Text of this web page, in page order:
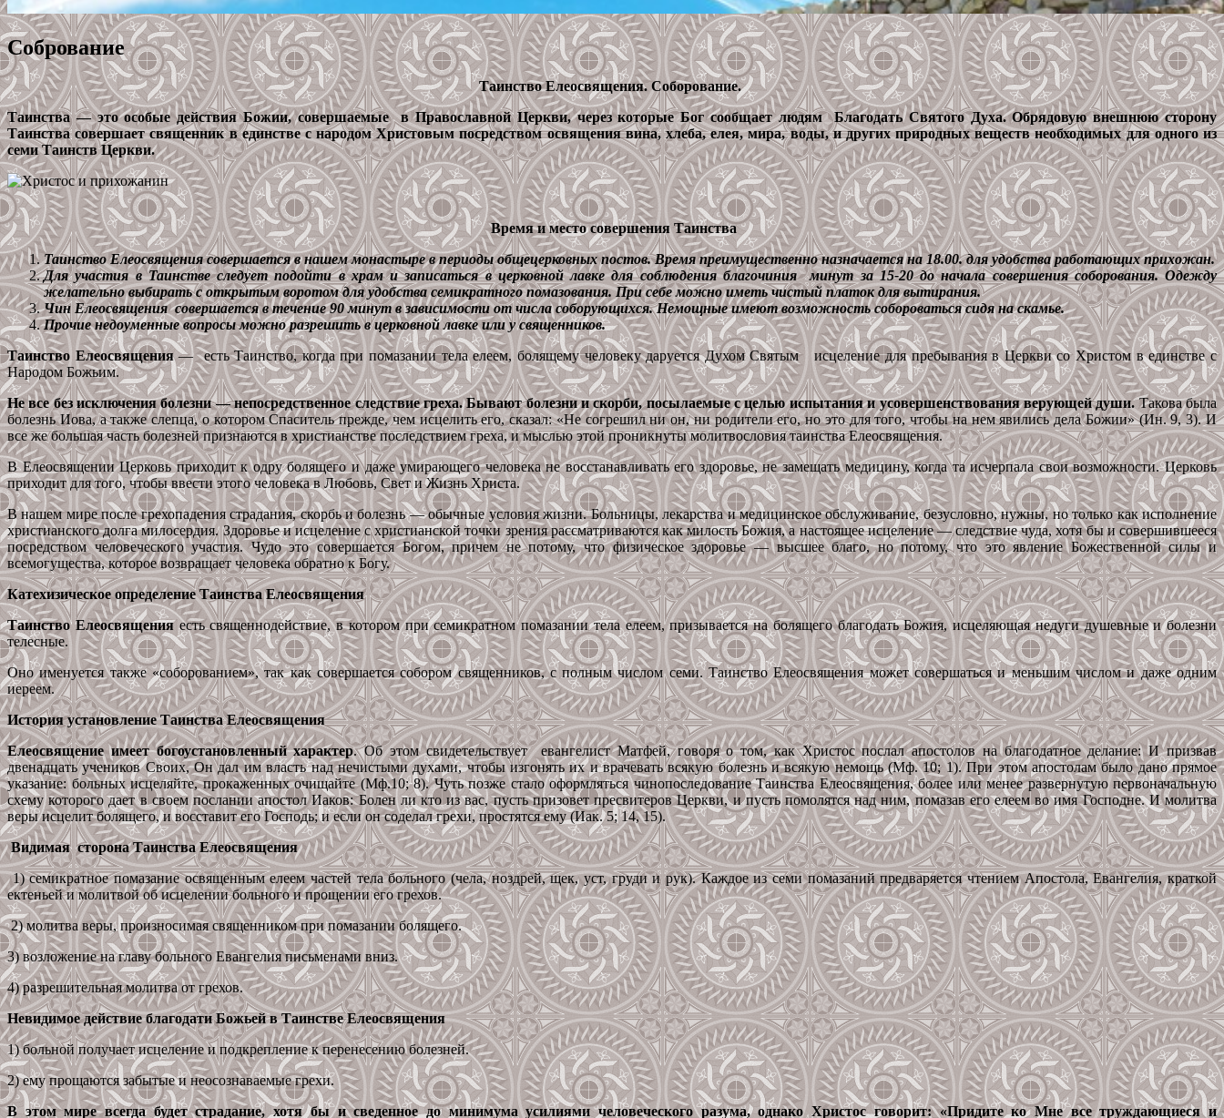
Собрование
Таинство Елеосвящения. Соборование.
Таинства — это особые действия Божии, совершаемые в Православной Церкви, через которые Бог сообщает людям Благодать Святого Духа. Обрядовую внешнюю сторону
Таинства совершает священник в единстве с народом Христовым посредством освящения вина, хлеба, елея, мира, воды, и других природных веществ необходимых для одного из
семи Таинств Церкви.
Время и место совершения Таинства
Таинство Елеосвящения совершается в нашем монастыре в периоды общецерковных постов. Время преимущественно назначается на 18.00. для удобства работающих прихожан.
Для участия в Таинстве следует подойти в храм и записаться в церковной лавке для соблюдения благочиния минут за 15-20 до начала совершения соборования. Одежду
желательно выбирать с открытым воротом для удобства семикратного помазования. При себе можно иметь чистый платок для вытирания.
Чин Елеосвящения совершается в течение 90 минут в зависимости от числа соборующихся. Немощные имеют возможность собороваться сидя на скамье.
Прочие недоуменные вопросы можно разрешить в церковной лавке или у священников.
Таинство Елеосвящения— есть Таинство, когда при помазании тела елеем, болящему человеку даруется Духом Святым исцеление для пребывания в Церкви со Христом в единстве с
Народом Божьим.
Не все без исключения болезни — непосредственное следствие греха. Бывают болезни и скорби, посылаемые с целью испытания и усовершенствования верующей души.Такова была
болезнь Иова, а также слепца, о котором Спаситель прежде, чем исцелить его, сказал: «Не согрешил ни он, ни родители его, но это для того, чтобы на нем явились дела Божии» (Ин. 9, 3). И
все же большая часть болезней признаются в христианстве последствием греха, и мыслью этой проникнуты молитвословия таинства Елеосвящения.
В Елеосвящении Церковь приходит к одру болящего и даже умирающего человека не восстанавливать его здоровье, не замещать медицину, когда та исчерпала свои возможности. Церковь
приходит для того, чтобы ввести этого человека в Любовь, Свет и Жизнь Христа.
В нашем мире после грехопадения страдания, скорбь и болезнь — обычные условия жизни. Больницы, лекарства и медицинское обслуживание, безусловно, нужны, но только как исполнение
христианского долга милосердия. Здоровье и исцеление с христианской точки зрения рассматриваются как милость Божия, а настоящее исцеление — следствие чуда, хотя бы и совершившееся
посредством человеческого участия. Чудо это совершается Богом, причем не потому, что физическое здоровье — высшее благо, но потому, что это явление Божественной силы и
всемогущества, которое возвращает человека обратно к Богу.
Катехизическое определение Таинства Елеосвящения
Таинство Елеосвященияесть священнодействие, в котором при семикратном помазании тела елеем, призывается на болящего благодать Божия, исцеляющая недуги душевные и болезни
телесные.
Оно именуется также «соборованием», так как совершается собором священников, с полным числом семи. Таинство Елеосвящения может совершаться и меньшим числом и даже одним
иереем.
История установление Таинства Елеосвящения
Елеосвящение имеет богоустановленный характер. Об этом свидетельствует евангелист Матфей, говоря о том, как Христос послал апостолов на благодатное делание: И призвав
двенадцать учеников Своих, Он дал им власть над нечистыми духами, чтобы изгонять их и врачевать всякую болезнь и всякую немощь (Мф. 10; 1). При этом апостолам было дано прямое
указание: больных исцеляйте, прокаженных очищайте (Мф.10; 8). Чуть позже стало оформляться чинопоследование Таинства Елеосвящения, более или менее развернутую первоначальную
схему которого дает в своем послании апостол Иаков: Болен ли кто из вас, пусть призовет пресвитеров Церкви, и пусть помолятся над ним, помазав его елеем во имя Господне. И молитва
веры исцелит болящего, и восставит его Господь; и если он соделал грехи, простятся ему (Иак. 5; 14, 15).
Видимая сторона Таинства Елеосвящения
1) семикратное помазание освященным елеем частей тела больного (чела, ноздрей, щек, уст, груди и рук). Каждое из семи помазаний предваряется чтением Апостола, Евангелия, краткой
ектеньей и молитвой об исцелении больного и прощении его грехов.
2) молитва веры, произносимая священником при помазании болящего.
3) возложение на главу больного Евангелия письменами вниз.
4) разрешительная молитва от грехов.
Невидимое действие благодати Божьей в Таинстве Елеосвящения
1) больной получает исцеление и подкрепление к перенесению болезней.
2) ему прощаются забытые и неосознаваемые грехи.
В этом мире всегда будет страдание, хотя бы и сведенное до минимума усилиями человеческого разума, однако Христос говорит: «Придите ко Мне все труждающиеся и